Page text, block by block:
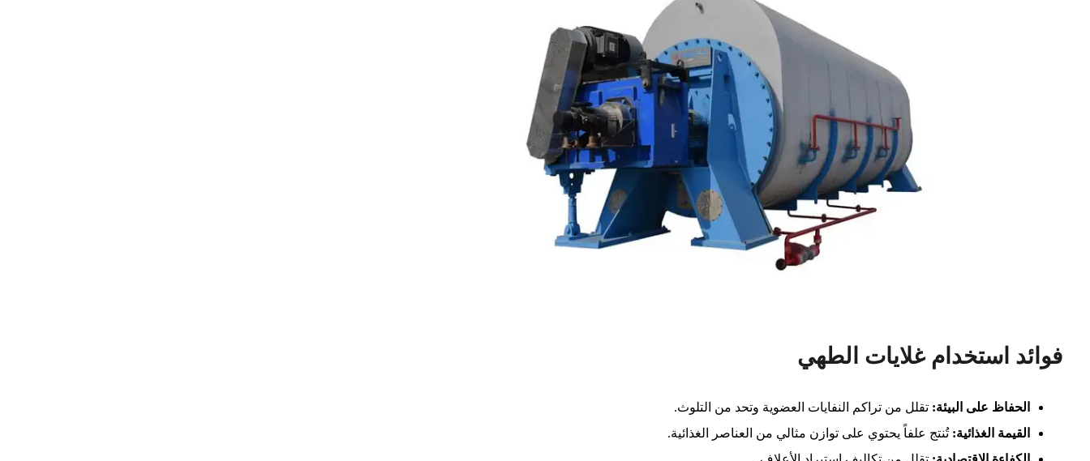
فوائد استخدام غلايات الطهي
الحفاظ على البيئة: تقلل من تراكم النفايات العضوية وتحد من التلوث.
القيمة الغذائية: تُنتج علفاً يحتوي على توازن مثالي من العناصر الغذائية.